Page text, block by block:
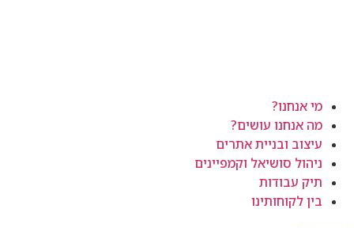
מי אנחנו?
מה אנחנו עושים?
עיצוב ובניית אתרים
ניהול סושיאל וקמפיינים
תיק עבודות
בין לקוחותינו